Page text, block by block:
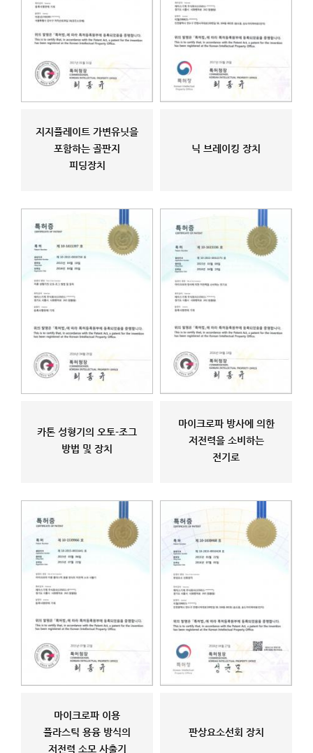
지지플레이트 가변유닛을
포함하는 골판지
피딩장치
닉 브레이킹 장치
카톤 성형기의 오토-조그
방법 및 장치
마이크로파 방사에 의한
저전력을 소비하는
전기로
마이크로파 이용
플라스틱 용융 방식의
저전력 소모 사출기
판상요소선회 장치